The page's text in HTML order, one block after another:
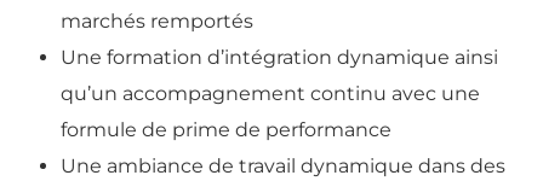
marchés remportés
Une formation d’intégration dynamique ainsi
qu’un accompagnement continu avec une
formule de prime de performance
Une ambiance de travail dynamique dans des